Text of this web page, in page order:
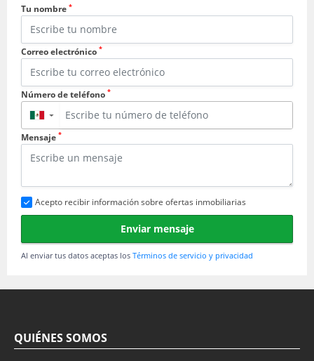
Tu nombre *
Correo electrónico *
Número de teléfono *
▼
Mensaje *
Acepto recibir información sobre ofertas inmobiliarias
Enviar mensaje
Al enviar tus datos aceptas los Términos de servicio y privacidad
QUIÉNES SOMOS